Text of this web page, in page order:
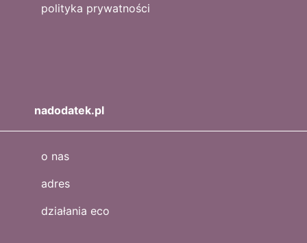
polityka prywatności
nadodatek.pl
o nas
adres
działania eco